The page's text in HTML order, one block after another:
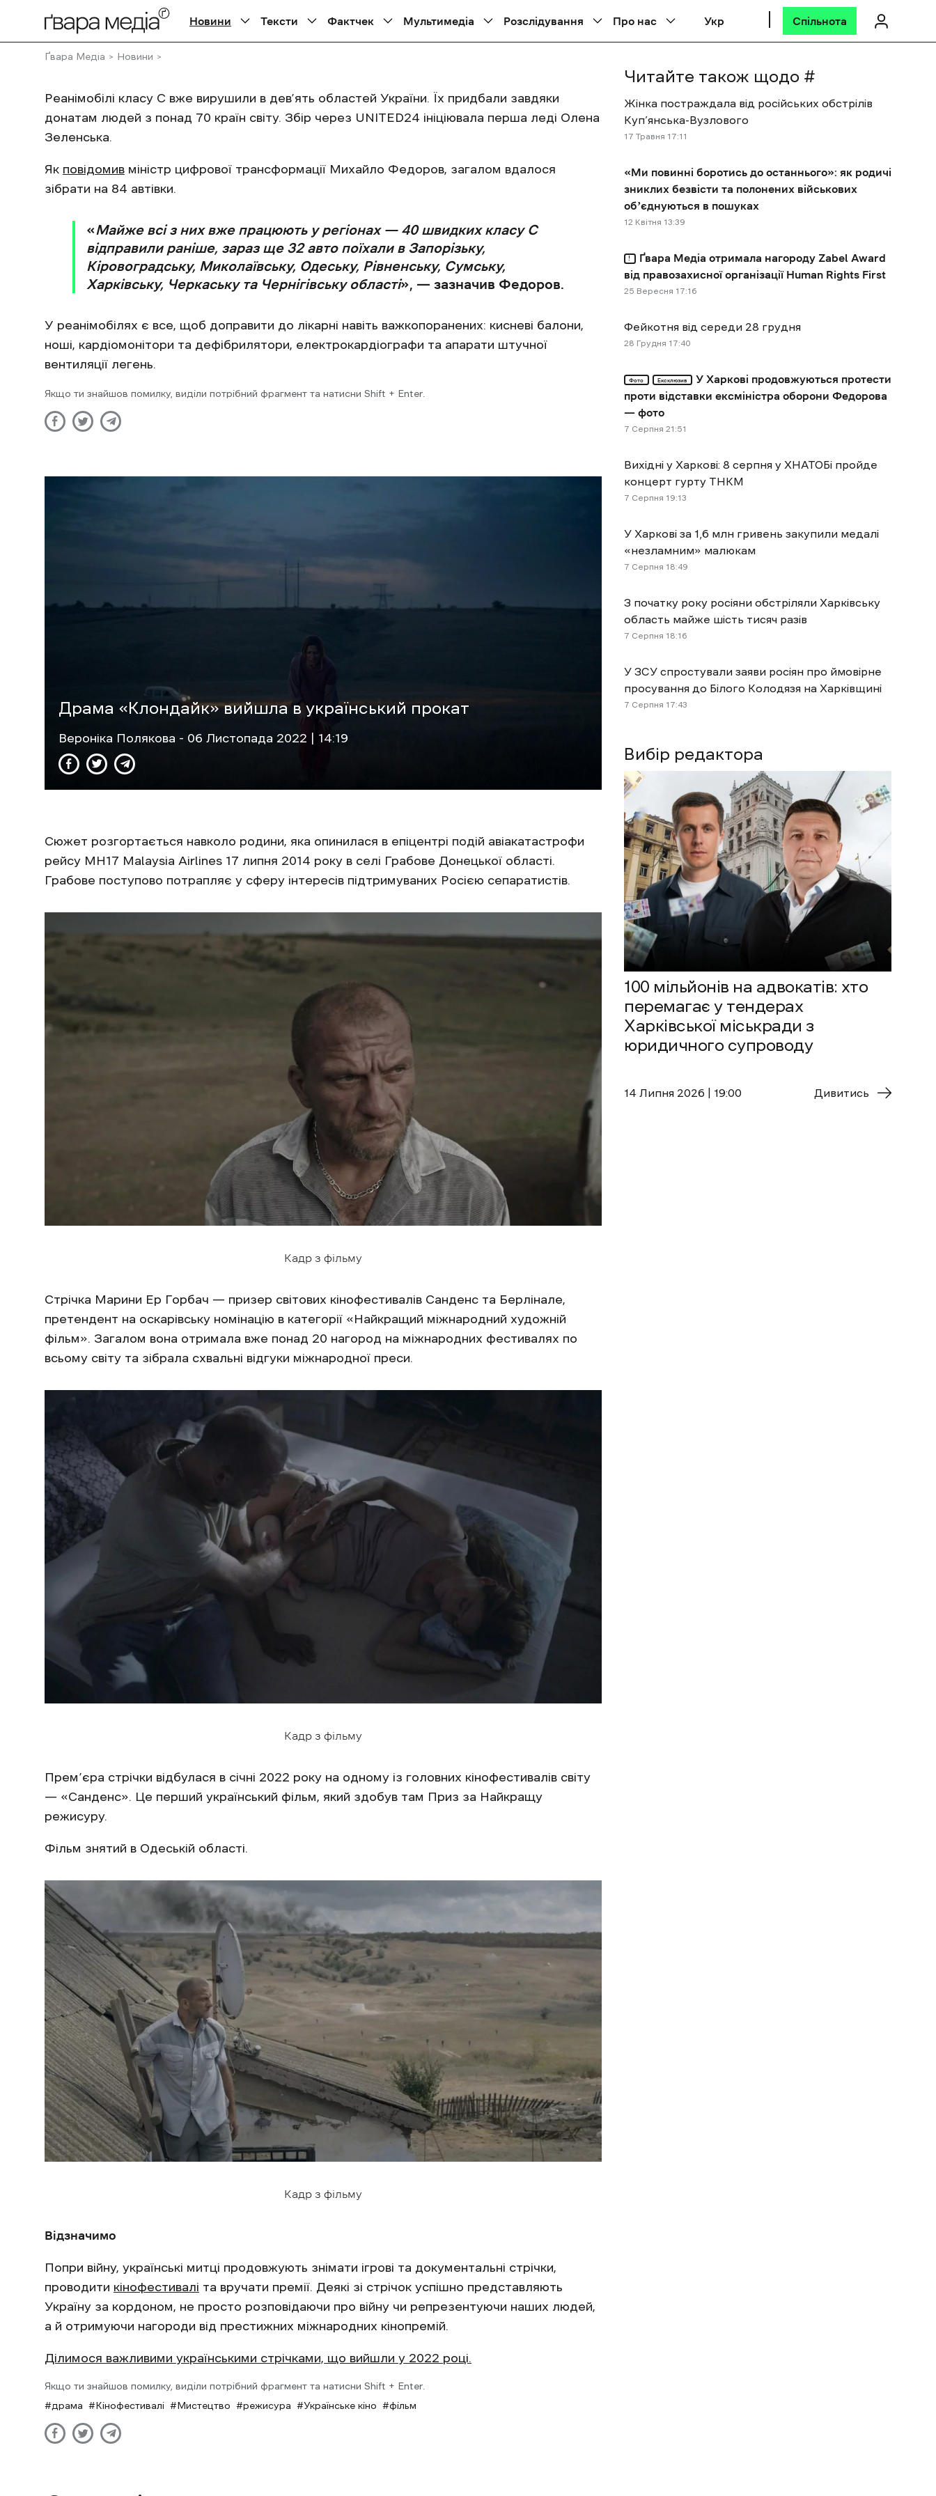
Новини Тексти Фактчек Мультимедіа Розслідування Про нас Укр Спільнота
Ґвара Медіа Новини
Вероніка Полякова - 06 Листопада 2022 | 17:09
Реанімобілі класу С вже вирушили в дев’ять областей України. Їх придбали завдяки
донатам людей з понад 70 країн світу. Збір через UNITED24 ініціювала перша леді Олена
Зеленська.
Як повідомив міністр цифрової трансформації Михайло Федоров, загалом вдалося
зібрати на 84 автівки.
«Майже всі з них вже працюють у регіонах — 40 швидких класу С
відправили раніше, зараз ще 32 авто поїхали в Запорізьку,
Кіровоградську, Миколаївську, Одеську, Рівненську, Сумську,
Харківську, Черкаську та Чернігівську області», — зазначив Федоров.
У реанімобілях є все, щоб доправити до лікарні навіть важкопоранених: кисневі балони,
ноші, кардіомонітори та дефібрилятори, електрокардіографи та апарати штучної
вентиляції легень.
Якщо ти знайшов помилку, виділи потрібний фрагмент та натисни Shift + Enter.
Драма «Клондайк» вийшла в український прокат
Вероніка Полякова - 06 Листопада 2022 | 14:19
Сюжет розгортається навколо родини, яка опинилася в епіцентрі подій авіакатастрофи
рейсу MH17 Malaysia Airlines 17 липня 2014 року в селі Грабове Донецької області.
Грабове поступово потрапляє у сферу інтересів підтримуваних Росією сепаратистів.
Кадр з фільму
Стрічка Марини Ер Горбач — призер світових кінофестивалів Санденс та Берлінале,
претендент на оскарівську номінацію в категорії «Найкращий міжнародний художній
фільм». Загалом вона отримала вже понад 20 нагород на міжнародних фестивалях по
всьому світу та зібрала схвальні відгуки міжнародної преси.
Кадр з фільму
Прем’єра стрічки відбулася в січні 2022 року на одному із головних кінофестивалів світу
— «Санденс». Це перший український фільм, який здобув там Приз за Найкращу
режисуру.
Фільм знятий в Одеській області.
Кадр з фільму
Відзначимо
Попри війну, українські митці продовжують знімати ігрові та документальні стрічки,
проводити кінофестивалі та вручати премії. Деякі зі стрічок успішно представляють
Україну за кордоном, не просто розповідаючи про війну чи репрезентуючи наших людей,
а й отримуючи нагороди від престижних міжнародних кінопремій.
Ділимося важливими українськими стрічками, що вийшли у 2022 році.
Якщо ти знайшов помилку, виділи потрібний фрагмент та натисни Shift + Enter.
драма
Кінофестивалі Мистецтво режисура Українське кіно фільм
Вибір редактора
100 мільйонів на адвокатів: хто
перемагає у тендерах
Харківської міськради з
юридичного супроводу
14 Липня 2026 | 19:00 Дивитись
Читайте також щодо #
Жінка постраждала від російських обстрілів
Куп’янська-Вузлового
17 Травня 17:11
«Ми повинні боротись до останнього»: як родичі
зниклих безвісти та полонених військових
обʼєднуються в пошуках
12 Квітня 13:39
Ґвара Медіа отримала нагороду Zabel Award
від правозахисної організації Human Rights First
25 Вересня 17:16
Фейкотня від середи 28 грудня
28 Грудня 17:40
Фото Ексклюзив
У Харкові продовжуються протести
проти відставки ексміністра оборони Федорова
— фото
7 Cерпня 21:51
Вихідні у Харкові: 8 серпня у ХНАТОБі пройде
концерт гурту ТНКМ
7 Cерпня 19:13
У Харкові за 1,6 млн гривень закупили медалі
«незламним» малюкам
7 Cерпня 18:49
З початку року росіяни обстріляли Харківську
область майже шість тисяч разів
7 Cерпня 18:16
У ЗСУ спростували заяви росіян про ймовірне
просування до Білого Колодязя на Харківщині
7 Cерпня 17:43